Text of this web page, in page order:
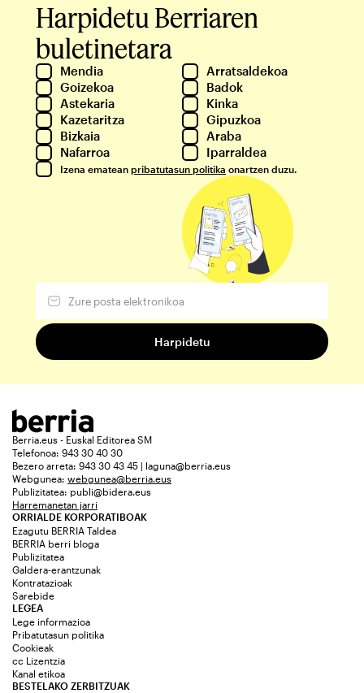
Harpidetu Berriaren
buletinetara
Mendia
Arratsaldekoa
Goizekoa
Badok
Astekaria
Kinka
Kazetaritza
Gipuzkoa
Bizkaia
Araba
Nafarroa
Iparraldea
Izena ematean pribatutasun politika onartzen duzu.
Berria.eus - Euskal Editorea SM
Telefonoa: 943 30 40 30
Bezero arreta: 943 30 43 45 | laguna@berria.eus
Webgunea: webgunea@berria.eus
Publizitatea: publi@bidera.eus
Harremanetan jarri
ORRIALDE KORPORATIBOAK
Ezagutu BERRIA Taldea
BERRIA berri bloga
Publizitatea
Galdera-erantzunak
Kontratazioak
Sarebide
LEGEA
Lege informazioa
Pribatutasun politika
Cookieak
cc Lizentzia
Kanal etikoa
BESTELAKO ZERBITZUAK